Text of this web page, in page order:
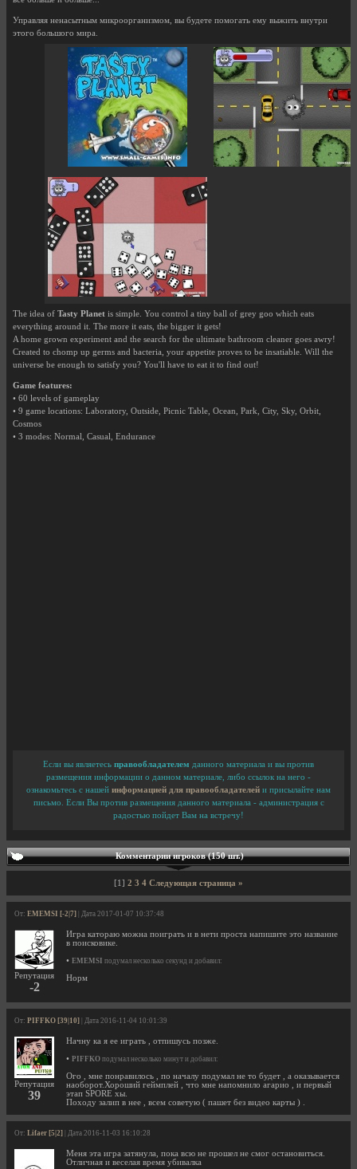
Управляя ненасытным микроорганизмом, вы будете помогать ему выжить внутри
этого большого мира.
The idea of Tasty Planet is simple. You control a tiny ball of grey goo which eats
everything around it. The more it eats, the bigger it gets!
A home grown experiment and the search for the ultimate bathroom cleaner goes awry!
Created to chomp up germs and bacteria, your appetite proves to be insatiable. Will the
universe be enough to satisfy you? You'll have to eat it to find out!
Game features:
• 60 levels of gameplay
• 9 game locations: Laboratory, Outside, Picnic Table, Ocean, Park, City, Sky, Orbit,
Cosmos
• 3 modes: Normal, Casual, Endurance
Если вы являетесь правообладателем данного материала и вы против
размещения информации о данном материале, либо ссылок на него -
ознакомьтесь с нашей информацией для правообладателей и присылайте нам
письмо. Если Вы против размещения данного материала - администрация с
радостью пойдет Вам на встречу!
Комментарии игроков (150 шт.)
[1] 2 3 4 Следующая страница »
От: EMEMSI [-2|7] | Дата 2017-01-07 10:37:48
Репутация
-2
Игра катораю можна поиграть и в нети проста напишите это название
в поисковике.
• EMEMSI подумал несколько секунд и добавил:
Норм
От: PIFFKO [39|10] | Дата 2016-11-04 10:01:39
Репутация
39
Начну ка я ее играть , отпишусь позже.
• PIFFKO подумал несколько минут и добавил:
Ого , мне понравилось , по началу подумал не то будет , а оказывается
наоборот.Хороший геймплей , что мне напомнило агарио , и первый
этап SPORE хы.
Походу залип в нее , всем советую ( пашет без видео карты ) .
От: Lifaer [5|2] | Дата 2016-11-03 16:10:28
Меня эта игра затянула, пока всю не прошел не смог остановиться.
Отличная и веселая время убивалка